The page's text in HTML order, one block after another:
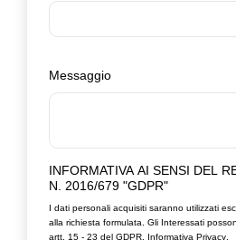
Messaggio
INFORMATIVA AI SENSI DEL
N. 2016/679 "GDPR"
I dati personali acquisiti saranno utilizzati
alla richiesta formulata. Gli Interessati
artt. 15 - 23 del GDPR. Informativa Privacy